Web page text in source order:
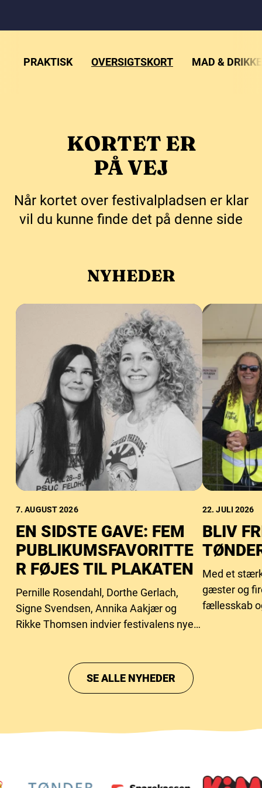
PRAKTISK OVERSIGTSKORT MAD & DRIKKE
KORTET ER
PÅ VEJ
Når kortet over festivalpladsen er klar
vil du kunne finde det på denne side
NYHEDER
7. AUGUST 2026
EN SIDSTE GAVE: FEM
PUBLIKUMSFAVORITTE
R FØJES TIL PLAKATEN
Pernille Rosendahl, Dorthe Gerlach,
Signe Svendsen, Annika Aakjær og
Rikke Thomsen indvier festivalens nye
22. JULI 2026
BLIV
Med et
gæster og
fællesskab
SE ALLE NYHEDER